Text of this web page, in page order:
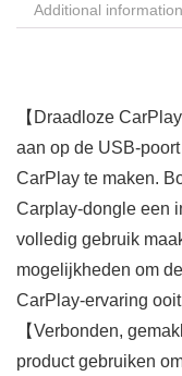
Additional information
【Draadloze
aan op de USB-
CarPlay te maken.
Carplay-dongle een
volledig gebruik
mogelijkheden om
CarPlay-ervaring
【Verbonden,
product gebruiken